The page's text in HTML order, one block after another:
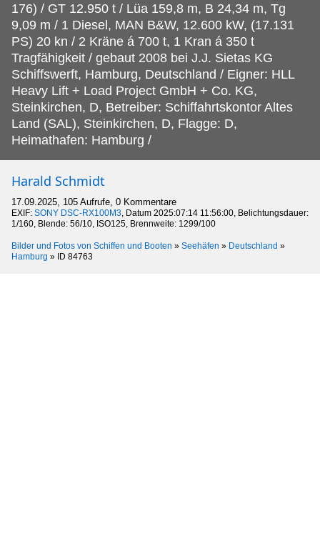
176) / GT 12.950 t / Lüa 159,8 m, B 24,34 m, Tg
9,09 m / 1 Diesel, MAN B&W, 12.600 kW, (17.131
PS) 20 kn / 2 Kräne á 700 t, 1 Kran á 350 t
Tragfähigkeit / gebaut 2008 bei J.J. Sietas KG
Schiffswerft, Hamburg, Deutschland / Eigner: HLL
Heavy Lift + Load Project GmbH + Co. KG,
Steinkirchen, D, Betreiber: Schiffahrtskontor Altes
Land (SAL), Steinkirchen, D, Flagge: D,
Heimathafen: Hamburg /
Harald Schmidt
17.09.2025, 105 Aufrufe, 0 Kommentare
EXIF: SONY DSC-RX100M3, Datum 2025:07:14 11:56:00, Belichtungsdauer:
1/160, Blende: 56/10, ISO125, Brennweite: 1299/100
Bilder und Fotos von Schiffen und Booten » Seehäfen » Deutschland »
Hamburg » ID 84763